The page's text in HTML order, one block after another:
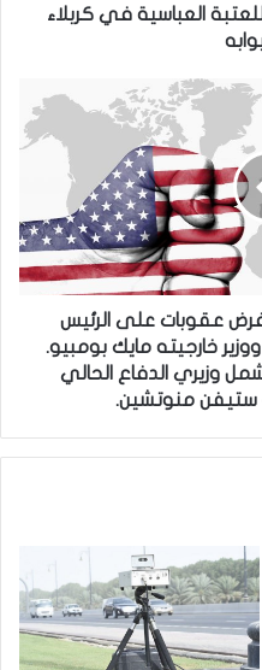
العباسية في كربلاء
فرض عقوبات على الرئيس
خارجيته مايك بومبيو.
وزيري الدفاع الحالي
ستيفن منوتشين.